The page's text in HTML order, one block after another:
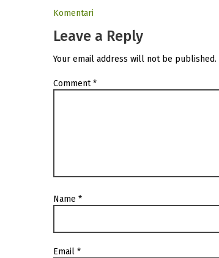
Komentari
Leave a Reply
Your email address will not be published.
Comment*
Name *
Email *